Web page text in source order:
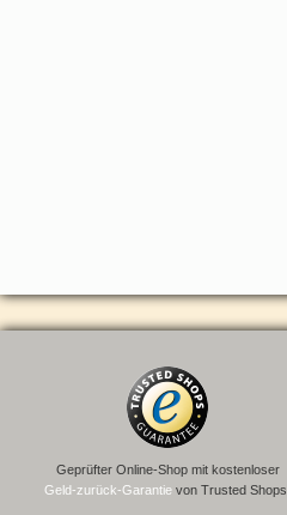
Geprüfter Online-Shop mit kostenloser
Geld-zurück-Garantie von Trusted Shops.